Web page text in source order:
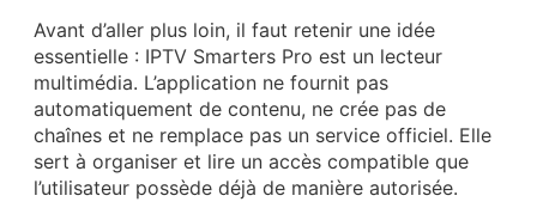
Avant d’aller plus loin, il faut retenir une idée
essentielle : IPTV Smarters Pro est un lecteur
multimédia. L’application ne fournit pas
automatiquement de contenu, ne crée pas de
chaînes et ne remplace pas un service officiel. Elle
sert à organiser et lire un accès compatible que
l’utilisateur possède déjà de manière autorisée.